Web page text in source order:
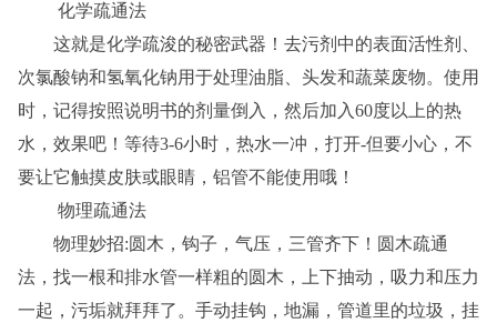
化学疏通法
这就是化学疏浚的秘密武器！去污剂中的表面活性剂、
次氯酸钠和氢氧化钠用于处理油脂、头发和蔬菜废物。使用
时，记得按照说明书的剂量倒入，然后加入60度以上的热
水，效果吧！等待3-6小时，热水一冲，打开-但要小心，不
要让它触摸皮肤或眼睛，铝管不能使用哦！
物理疏通法
物理妙招:圆木，钩子，气压，三管齐下！圆木疏通
法，找一根和排水管一样粗的圆木，上下抽动，吸力和压力
一起，污垢就拜拜了。手动挂钩，地漏，管道里的垃圾，挂